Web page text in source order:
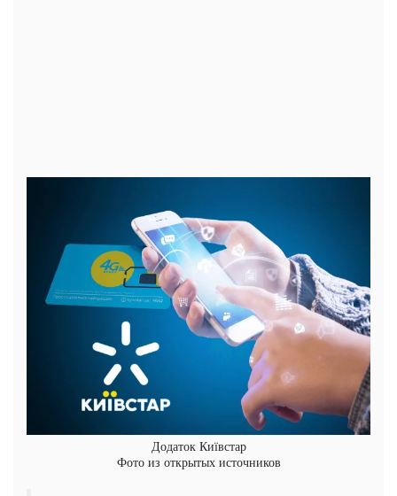
Додаток Київстар
Фото из открытых источников